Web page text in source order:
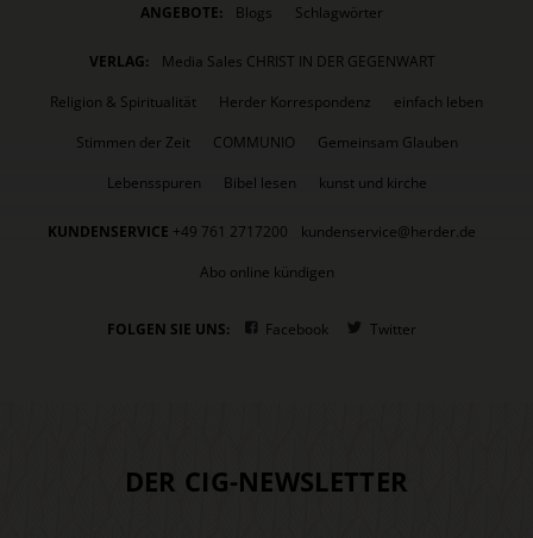
ANGEBOTE: Blogs Schlagwörter
VERLAG:
Media Sales CHRIST IN DER GEGENWART
Religion & Spiritualität
Herder Korrespondenz
einfach leben
Stimmen der Zeit
COMMUNIO
Gemeinsam Glauben
Lebensspuren
Bibel lesen kunst und kirche
KUNDENSERVICE +49 761 2717200
kundenservice@herder.de
Abo online kündigen
FOLGEN SIE UNS: Facebook Twitter
DER CIG-NEWSLETTER